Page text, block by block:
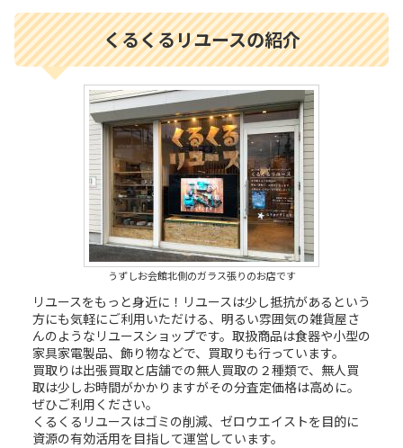
くるくるリユースの紹介
うずしお会館北側のガラス張りのお店です
リユースをもっと身近に！リユースは少し抵抗があるという
方にも気軽にご利用いただける、明るい雰囲気の雑貨屋さ
んのようなリユースショップです。取扱商品は食器や小型の
家具家電製品、飾り物などで、買取りも行っています。
買取りは出張買取と店舗での無人買取の２種類で、無人買
取は少しお時間がかかりますがその分査定価格は高めに。
ぜひご利用ください。
くるくるリユースはゴミの削減、ゼロウエイストを目的に
資源の有効活用を目指して運営しています。